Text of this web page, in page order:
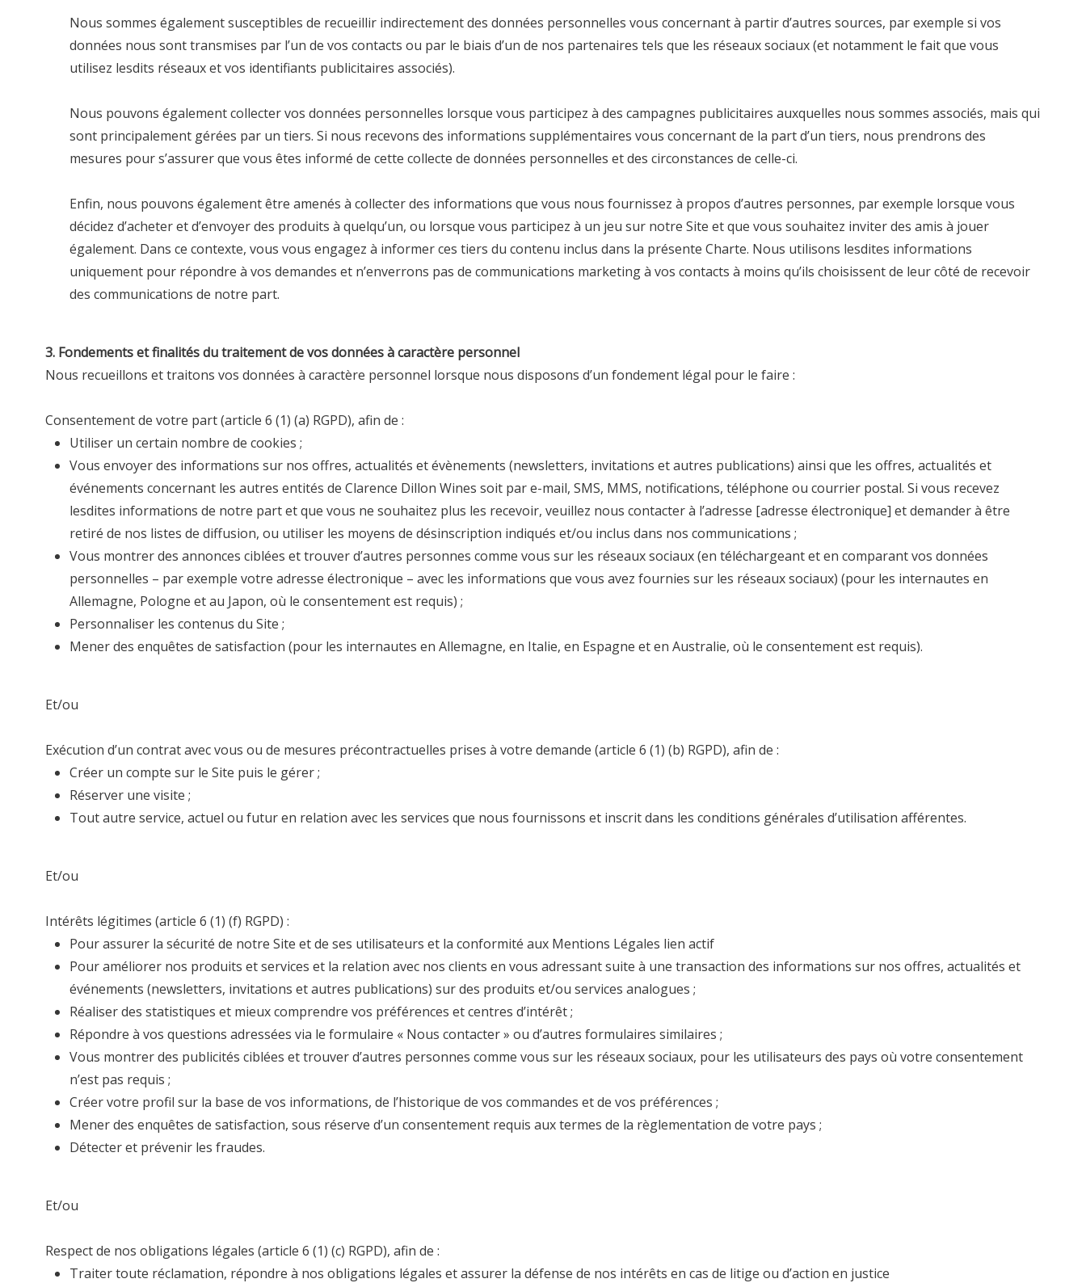
Nous sommes également susceptibles de recueillir indirectement des données personnelles vous concernant à partir d’autres sources, par exemple si vos
données nous sont transmises par l’un de vos contacts ou par le biais d’un de nos partenaires tels que les réseaux sociaux (et notamment le fait que vous
utilisez lesdits réseaux et vos identifiants publicitaires associés).
Nous pouvons également collecter vos données personnelles lorsque vous participez à des campagnes publicitaires auxquelles nous sommes associés, mais qui
sont principalement gérées par un tiers. Si nous recevons des informations supplémentaires vous concernant de la part d’un tiers, nous prendrons des
mesures pour s’assurer que vous êtes informé de cette collecte de données personnelles et des circonstances de celle-ci.
Enfin, nous pouvons également être amenés à collecter des informations que vous nous fournissez à propos d’autres personnes, par exemple lorsque vous
décidez d’acheter et d’envoyer des produits à quelqu’un, ou lorsque vous participez à un jeu sur notre Site et que vous souhaitez inviter des amis à jouer
également. Dans ce contexte, vous vous engagez à informer ces tiers du contenu inclus dans la présente Charte. Nous utilisons lesdites informations
uniquement pour répondre à vos demandes et n’enverrons pas de communications marketing à vos contacts à moins qu’ils choisissent de leur côté de recevoir
des communications de notre part.
3. Fondements et finalités du traitement de vos données à caractère personnel
Nous recueillons et traitons vos données à caractère personnel lorsque nous disposons d’un fondement légal pour le faire :
Consentement de votre part(article 6 (1) (a) RGPD), afin de :
Utiliser un certain nombre de cookies ;
Vous envoyer des informations sur nos offres, actualités et évènements (newsletters, invitations et autres publications) ainsi que les offres, actualités et
événements concernant les autres entités deClarence Dillon Winessoit par e-mail, SMS, MMS, notifications, téléphone ou courrier postal. Si vous recevez
lesdites informations de notre part et que vous ne souhaitez plus les recevoir, veuillez nous contacter à l’adresse [adresse électronique] et demander à être
retiré de nos listes de diffusion, ou utiliser les moyens de désinscription indiqués et/ou inclus dans nos communications ;
Vous montrer des annonces ciblées et trouver d’autres personnes comme vous sur les réseaux sociaux (en téléchargeant et en comparant vos données
personnelles – par exemple votre adresse électronique – avec les informations que vous avez fournies sur les réseaux sociaux) (pour les internautes en
Allemagne, Pologne et au Japon, où le consentement est requis) ;
Personnaliser les contenus du Site ;
Mener des enquêtes de satisfaction (pour les internautes en Allemagne, en Italie, en Espagne et en Australie, où le consentement est requis).
Et/ou
Exécution d’un contrat avec vous ou de mesures précontractuelles prises à votre demande (article 6 (1) (b) RGPD), afin de :
Créer un compte sur le Site puis le gérer ;
Réserver une visite ;
Tout autre service, actuel ou futur en relation avec les services que nous fournissons et inscrit dans les conditions générales d’utilisation afférentes.
Et/ou
Intérêts légitimes (article 6 (1) (f) RGPD) :
Pour assurer la sécurité de notre Site et de ses utilisateurs et la conformité aux Mentions Légales lien actif
Pour améliorer nos produits et services et la relation avec nos clients en vous adressant suite à une transaction des informations sur nos offres, actualités et
événements (newsletters, invitations et autres publications) sur des produits et/ou services analogues ;
Réaliser des statistiques et mieux comprendre vos préférences et centres d’intérêt ;
Répondre à vos questions adressées via le formulaire « Nous contacter » ou d’autres formulaires similaires ;
Vous montrer des publicités ciblées et trouver d’autres personnes comme vous sur les réseaux sociaux, pour les utilisateurs des pays où votre consentement
n’est pas requis ;
Créer votre profil sur la base de vos informations, de l’historique de vos commandes et de vos préférences ;
Mener des enquêtes de satisfaction, sous réserve d’un consentement requis aux termes de la règlementation de votre pays ;
Détecter et prévenir les fraudes.
Et/ou
Respect de nos obligations légales(article 6 (1) (c) RGPD), afin de :
Traiter toute réclamation, répondre à nos obligations légales et assurer la défense de nos intérêts en cas de litige ou d’action en justice